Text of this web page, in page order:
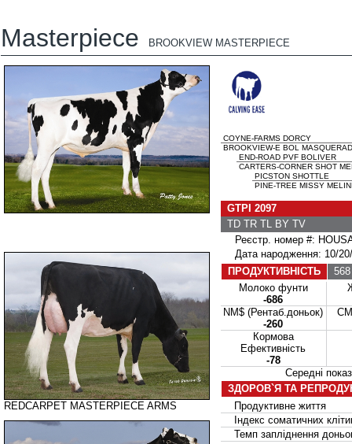
Masterpiece BROOKVIEW MASTERPIECE
REDCARPET MASTERPIECE ARMS
COYNE-FARMS DORCY
BROOKVIEW-E BOL
END-ROAD PVF BOLIVER
CARTERS-CORNER SHOT
PICSTON SHOTTLE
PINE-TREE MISSY
GTPI 2097
TD TR TL BY TV
Реєстр. номер #:
Дата народження: 10/
ПРОДУКТИВНІСТЬ
Молоко фунти
-686
NM$ (Рентаб.доньок)
-260
Кормова
Ефективність
-78
Середні
ЗДОРОВ`Я ТА
Продуктивне життя
Індекс соматичних
Темп запліднення